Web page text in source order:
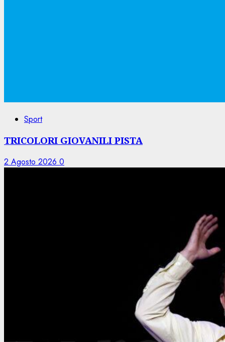
Sport
TRICOLORI GIOVANILI PISTA
2 Agosto 2026 0